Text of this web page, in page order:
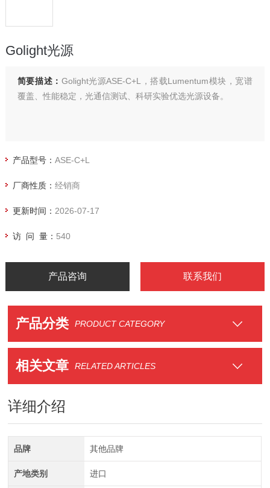
Golight光源
简要描述： Golight光源ASE-C+L，搭载Lumentum模块，宽谱
覆盖、性能稳定，光通信测试、科研实验优选光源设备。
产品型号： ASE-C+L
厂商性质： 经销商
更新时间： 2026-07-17
访 问 量： 540
产品咨询 联系我们
产品分类 PRODUCT CATEGORY
相关文章 RELATED ARTICLES
详细介绍
品牌 其他品牌
产地类别 进口